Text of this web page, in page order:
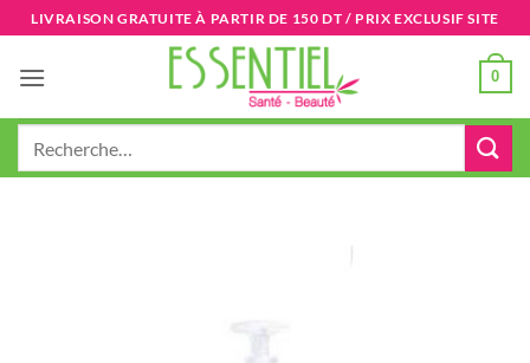
Passer
au
contenu
LIVRAISON GRATUITE À PARTIR DE 150 DT / PRIX EXCLUSIF SITE
0